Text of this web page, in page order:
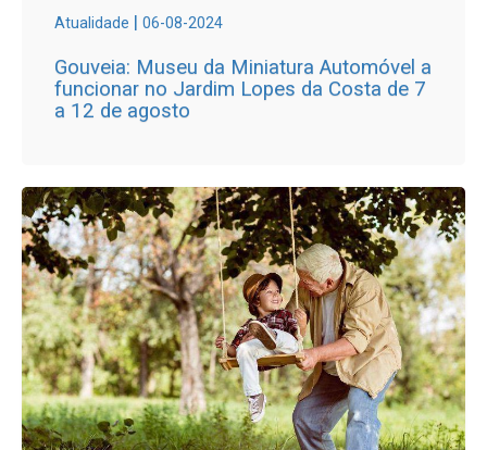
Atualidade | 06-08-2024
Gouveia: Museu da Miniatura Automóvel a
funcionar no Jardim Lopes da Costa de 7
a 12 de agosto